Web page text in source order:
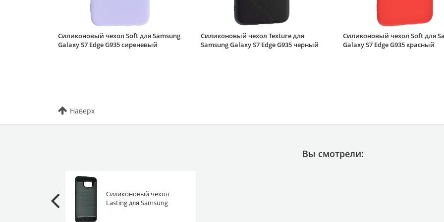
Силиконовый чехол Soft для Samsung
Galaxy S7 Edge G935 сиреневый
Силиконовый чехол Texture для
Samsung Galaxy S7 Edge G935 черный
Силиконовый чехол Soft для
Galaxy S7 Edge G935 красный
Наверх
Вы смотрели:
Силиконовый чехол
Lasting для Samsung